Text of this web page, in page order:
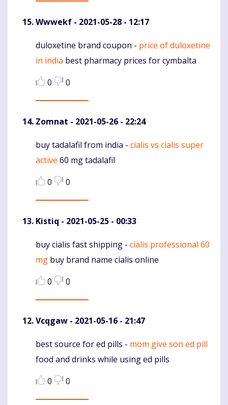
Wwwekf - 2021-05-28 - 12:17
Komentaras
duloxetine brand coupon - price of duloxetine
in india best pharmacy prices for cymbalta
0
0
Zomnat - 2021-05-26 - 22:24
Komentaras
buy tadalafil from india - cialis vs cialis super
active 60 mg tadalafil
0
0
Kistiq - 2021-05-25 - 00:33
Komentaras
buy cialis fast shipping - cialis professional 60
mg buy brand name cialis online
0
0
Vcqgaw - 2021-05-16 - 21:47
Komentaras
best source for ed pills - mom give son ed pill
food and drinks while using ed pills
0
0